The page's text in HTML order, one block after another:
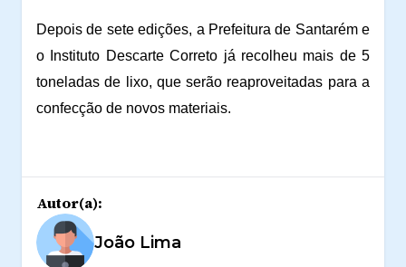
Depois de sete edições, a Prefeitura de Santarém e
o Instituto Descarte Correto já recolheu mais de 5
toneladas de lixo, que serão reaproveitadas para a
confecção de novos materiais.
Autor(a):
João Lima